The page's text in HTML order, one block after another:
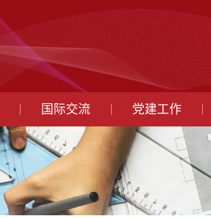
国际交流 党建工作